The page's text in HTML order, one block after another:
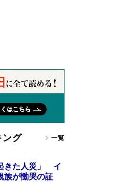
ング 一覧
きた人災」 イ
族が慟哭の証